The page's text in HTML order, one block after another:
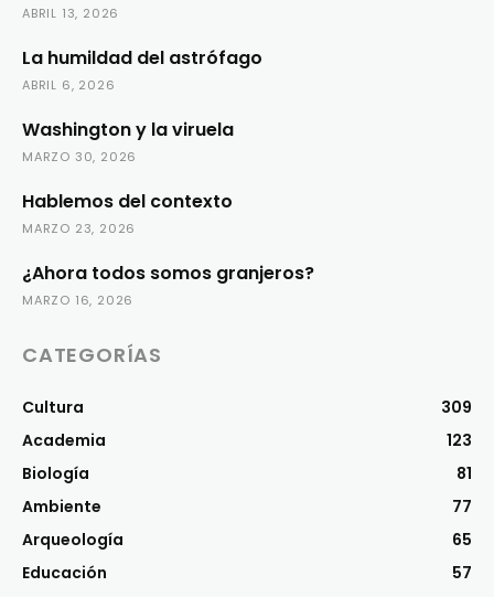
ABRIL 13, 2026
La humildad del astrófago
ABRIL 6, 2026
Washington y la viruela
MARZO 30, 2026
Hablemos del contexto
MARZO 23, 2026
¿Ahora todos somos granjeros?
MARZO 16, 2026
CATEGORÍAS
Cultura
309
Academia
123
Biología
81
Ambiente
77
Arqueología
65
Educación
57